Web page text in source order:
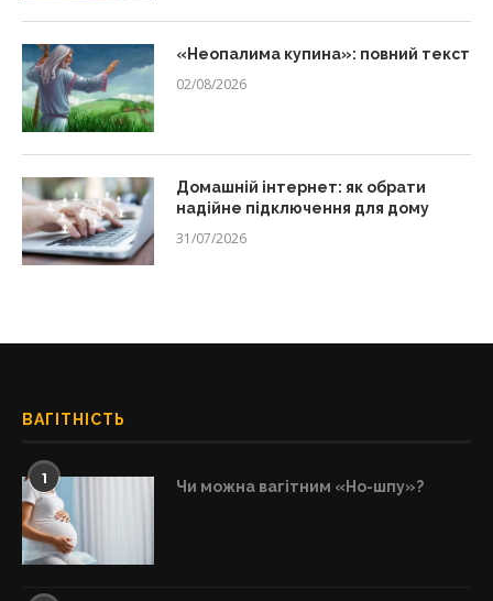
«Неопалима купина»: повний текст
02/08/2026
Домашній інтернет: як обрати
надійне підключення для дому
31/07/2026
ВАГІТНІСТЬ
1 Чи можна вагітним «Но-шпу»?